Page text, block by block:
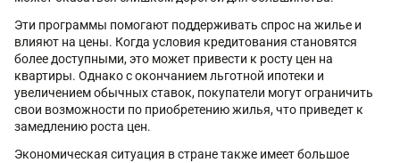
Эти программы помогают поддерживать спрос на жилье и
влияют на цены. Когда условия кредитования становятся
более доступными, это может привести к росту цен на
квартиры. Однако с окончанием льготной ипотеки и
увеличением обычных ставок, покупатели могут ограничить
свои возможности по приобретению жилья, что приведет к
замедлению роста цен.
Экономическая ситуация в стране также имеет большое